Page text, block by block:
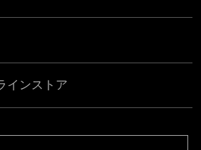
インストア